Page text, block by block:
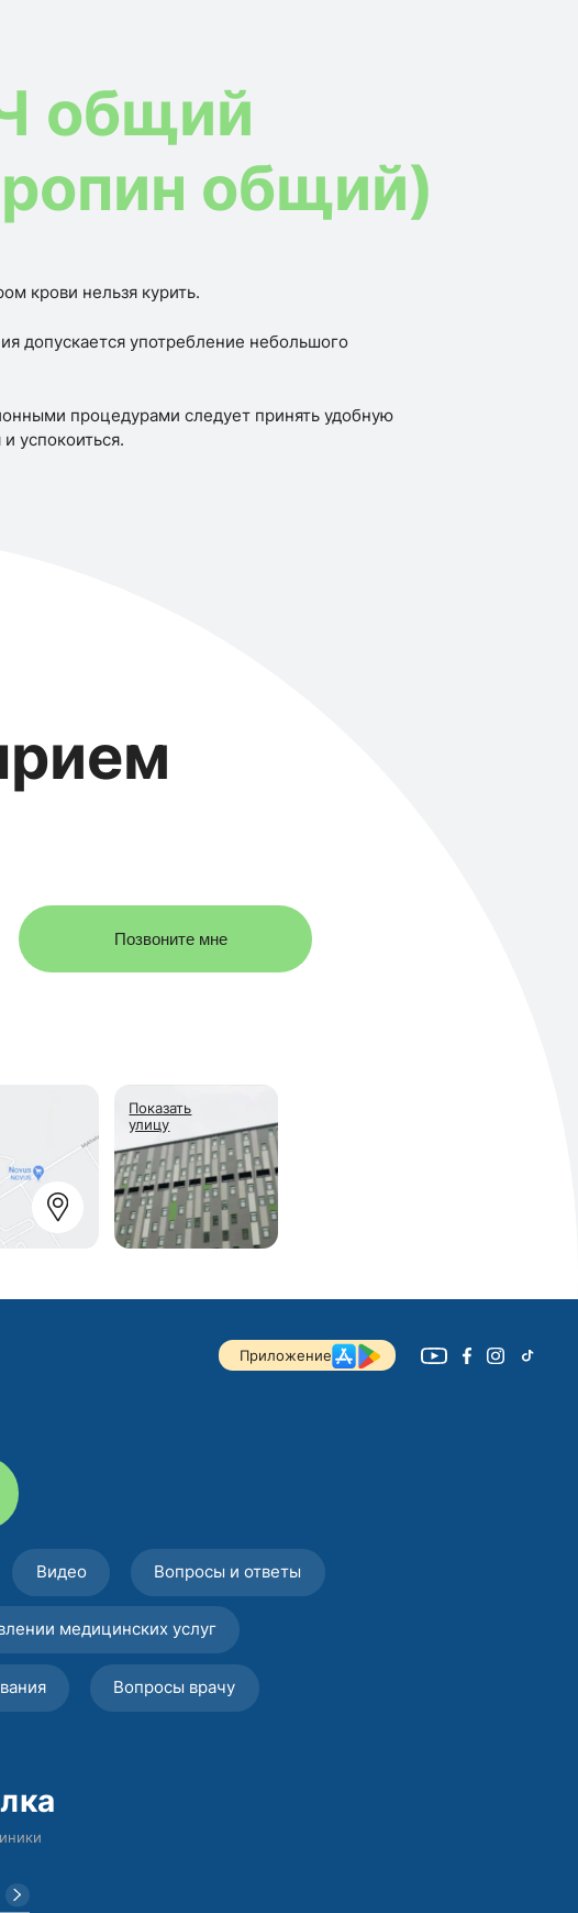
общий
общий)
крови нельзя курить.
допускается употребление небольшого
процедурами следует принять удобную
и успокоиться.
Позвоните мне
Показать
улицу
Приложение
Видео Вопросы и ответы
медицинских услуг
Вопросы врачу